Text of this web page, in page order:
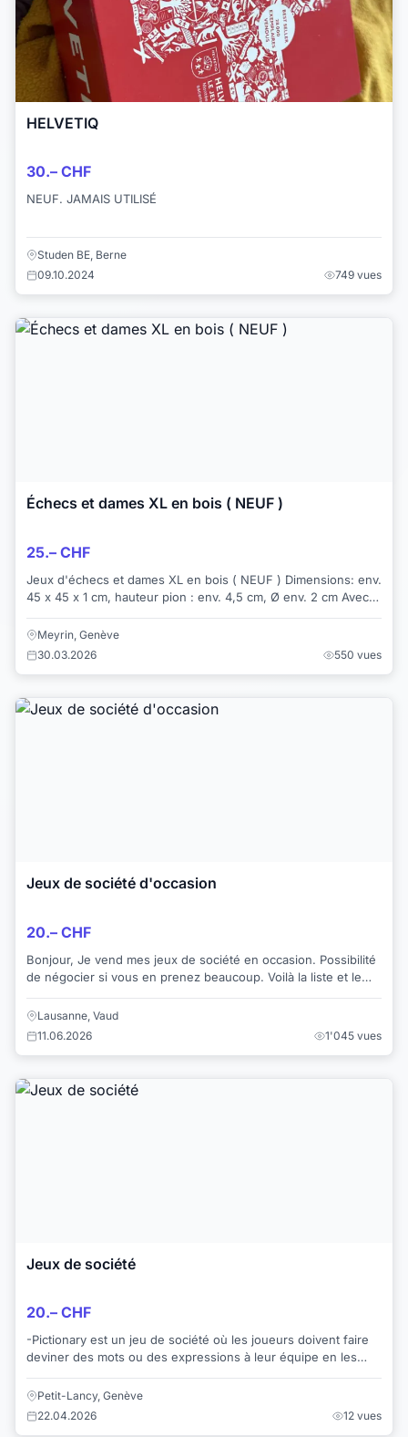
HELVETIQ
30.– CHF
NEUF. JAMAIS UTILISÉ
Studen BE, Berne
09.10.2024
749 vues
Échecs et dames XL en bois ( NEUF )
25.– CHF
Jeux d'échecs et dames XL en bois ( NEUF ) Dimensions: env.
45 x 45 x 1 cm, hauteur pion : env. 4,5 cm, Ø env. 2 cm Avec
Meyrin, Genève
30.03.2026
550 vues
Jeux de société d'occasion
20.– CHF
Bonjour, Je vend mes jeux de société en occasion. Possibilité
de négocier si vous en prenez beaucoup. Voilà la liste et le
Lausanne, Vaud
11.06.2026
1'045 vues
Jeux de société
20.– CHF
-Pictionary est un jeu de société où les joueurs doivent faire
deviner des mots ou des expressions à leur équipe en les
dessinant, sans parler ni mime...
Petit-Lancy, Genève
22.04.2026
12 vues